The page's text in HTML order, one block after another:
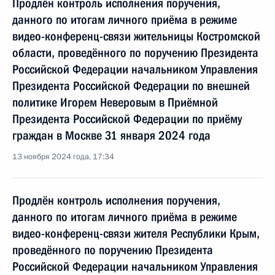
Продлён контроль исполнения поручения,
данного по итогам личного приёма в режиме
видео-конференц-связи жительницы Костромской
области, проведённого по поручению Президента
Российской Федерации начальником Управления
Президента Российской Федерации по внешней
политике Игорем Неверовым в Приёмной
Президента Российской Федерации по приёму
граждан в Москве 31 января 2024 года
13 ноября 2024 года, 17:34
Продлён контроль исполнения поручения,
данного по итогам личного приёма в режиме
видео-конференц-связи жителя Республики Крым,
проведённого по поручению Президента
Российской Федерации начальником Управления